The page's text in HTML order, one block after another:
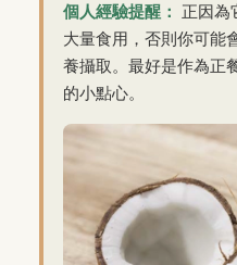
個人經驗提醒： 正因為
大量食用，否則你可能
養攝取。最好是作為正
的小點心。